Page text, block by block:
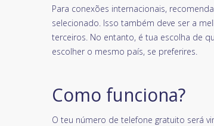
Para conexões internacionais,
selecionado. Isso também deve ser a
terceiros. No entanto, é tua escolha de
escolher o mesmo país, se preferires.
Como funciona?
O teu número de telefone gratuito será